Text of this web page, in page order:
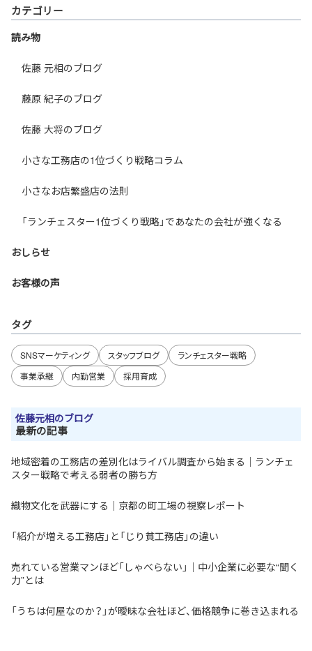
カテゴリー
読み物
佐藤 元相のブログ
藤原 紀子のブログ
佐藤 大将のブログ
小さな工務店の1位づくり戦略コラム
小さなお店繁盛店の法則
「ランチェスター1位づくり戦略」であなたの会社が強くなる
おしらせ
お客様の声
タグ
SNSマーケティング スタッフブログ
ランチェスター戦略
事業承継
内勤営業 採用育成
佐藤元相のブログ
最新の記事
地域密着の工務店の差別化はライバル調査から始まる｜ランチェ
スター戦略で考える弱者の勝ち方
織物文化を武器にする｜京都の町工場の視察レポート
「紹介が増える工務店」と「じり貧工務店」の違い
売れている営業マンほど「しゃべらない」｜中小企業に必要な“聞く
力”とは
「うちは何屋なのか？」が曖昧な会社ほど、価格競争に巻き込まれる